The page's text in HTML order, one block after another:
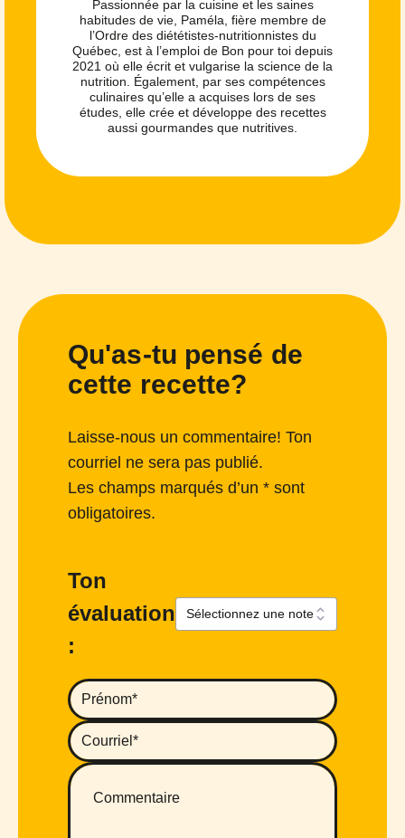
Passionnée par la cuisine et les saines
habitudes de vie, Paméla, fière membre de
l’Ordre des diététistes-nutritionnistes du
Québec, est à l’emploi de Bon pour toi depuis
2021 où elle écrit et vulgarise la science de la
nutrition. Également, par ses compétences
culinaires qu’elle a acquises lors de ses
études, elle crée et développe des recettes
aussi gourmandes que nutritives.
Qu'as-tu pensé de
cette recette?
Laisse-nous un commentaire! Ton
courriel ne sera pas publié.
Les champs marqués d’un * sont
obligatoires.
Ton
évaluation
: